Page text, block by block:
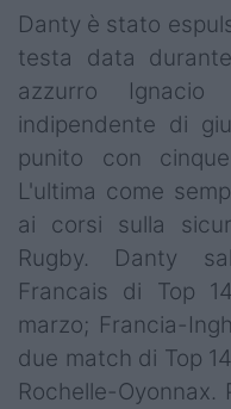
Danty è stato
testa data
azzurro Ignacio
indipendente di
punito con
L'ultima come
ai corsi sulla
Rugby. Danty
Francais di Top
marzo; Francia-
due match di Top
Rochelle-